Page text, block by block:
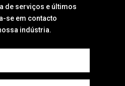
de serviços e últimos
se em contacto
indústria.